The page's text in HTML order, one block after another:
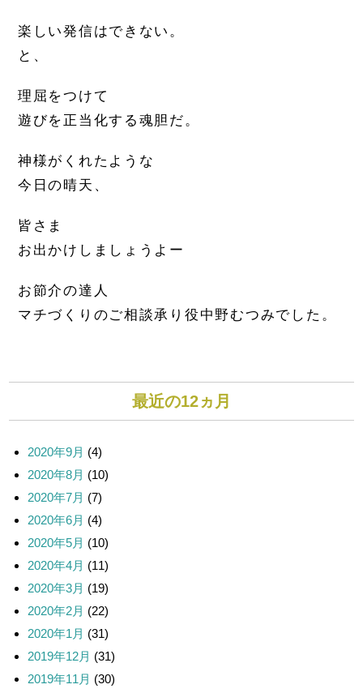
楽しい発信はできない。
と、
理屈をつけて
遊びを正当化する魂胆だ。
神様がくれたような
今日の晴天、
皆さま
お出かけしましょうよー
お節介の達人
マチづくりのご相談承り役中野むつみでした。
最近の12ヵ月
2020年9月 (4)
2020年8月 (10)
2020年7月 (7)
2020年6月 (4)
2020年5月 (10)
2020年4月 (11)
2020年3月 (19)
2020年2月 (22)
2020年1月 (31)
2019年12月 (31)
2019年11月 (30)